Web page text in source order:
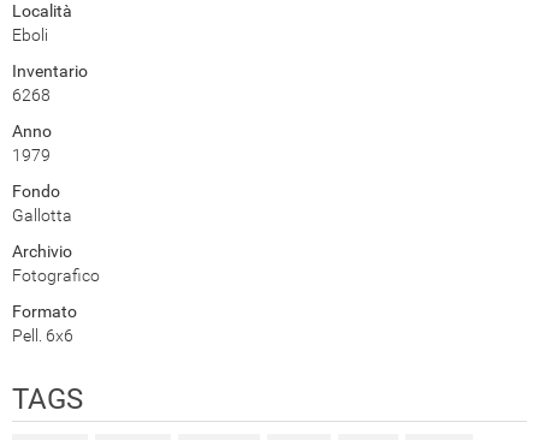
Località
Eboli
Inventario
6268
Anno
1979
Fondo
Gallotta
Archivio
Fotografico
Formato
Pell. 6x6
TAGS